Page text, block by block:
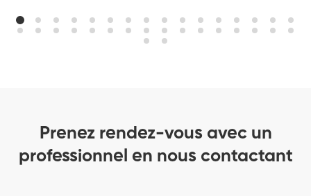
Prenez rendez-vous avec un
professionnel en nous contactant